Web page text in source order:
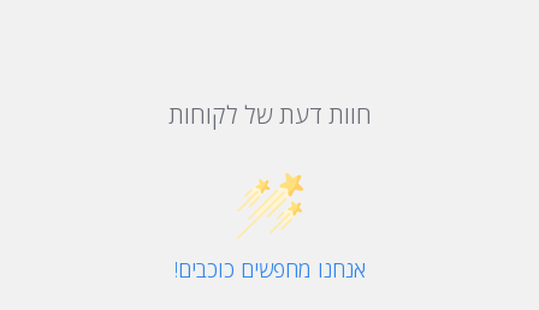
חוות דעת של לקוחות
אנחנו מחפשים כוכבים!